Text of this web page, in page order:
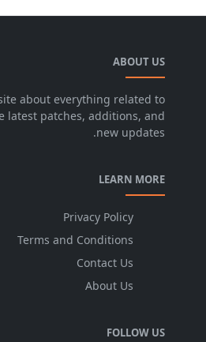
ABOUT US
site about everything related to
latest patches, additions, and
new updates.
LEARN MORE
Privacy Policy
Terms and Conditions
Contact Us
About Us
FOLLOW US